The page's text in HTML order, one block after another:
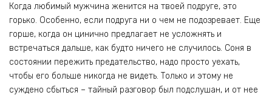
Когда любимый мужчина женится на твоей подруге, это
горько. Особенно, если подруга ни о чем не подозревает. Еще
горше, когда он цинично предлагает не усложнять и
встречаться дальше, как будто ничего не случилось. Соня в
состоянии пережить предательство, надо просто уехать,
чтобы его больше никогда не видеть. Только и этому не
суждено сбыться – тайный разговор был подслушан, и от нее